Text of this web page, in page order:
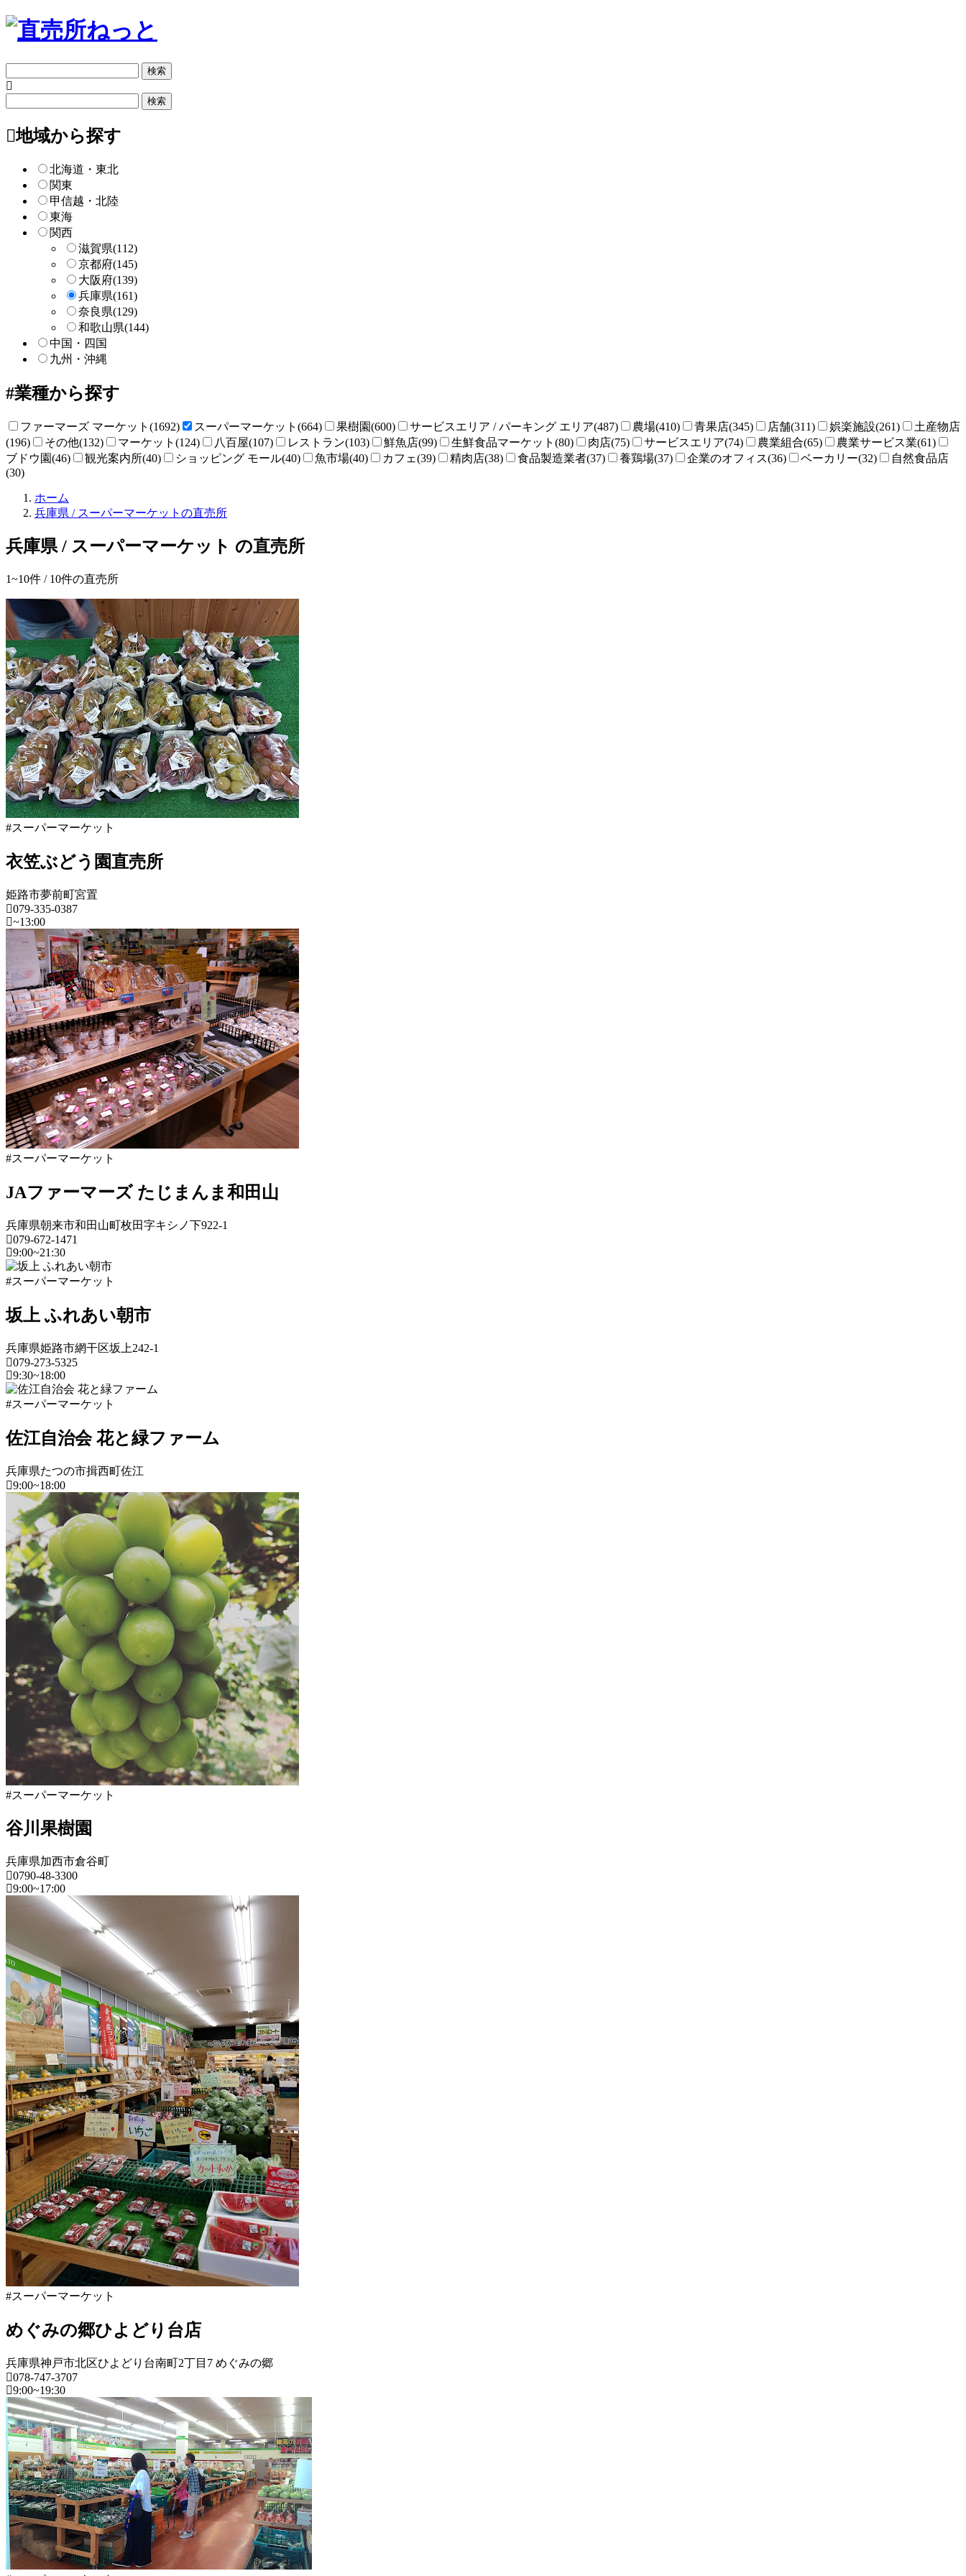
リ
索
ー
検地域から探す
北海道・東北
関東
甲信越・北陸
東海
関西
滋賀県(112)
京都府(145)
大阪府(139)
兵庫県(161)
奈良県(129)
和歌山県(144)
中国・四国
九州・沖縄
業種から探す
ファーマーズ マーケット(1692) スーパーマーケット(664) 果樹園(600) サービスエリア / パーキング エリア(487) 農場(410) 青果店(345) 店舗(311) 娯楽施設(261)
土産物店
(196)
その他(132) マーケット(124) 八百屋(107) レストラン(103) 鮮魚店(99) 生鮮食品マーケット(80) 肉店(75) サービスエリア(74) 農業組合(65)
農業サービス業(61)
ブドウ園(46)
観光案内所(40) ショッピング モール(40) 魚市場(40) カフェ(39) 精肉店(38) 食品製造業者(37) 養鶏場(37) 企業のオフィス(36) ベーカリー(32)
自然食品店
(30)
ホーム
売
ね
っ
と
兵庫県 / スーパーマーケットの直売所
兵庫県 / スーパーマーケット の直売所
1~10件 / 10件の直売所
#スーパーマーケット
衣笠ぶどう園直売所
姫路市夢前町宮置
079-335-0387
~13:00
兵
庫
県
ス
ー
パ
ー
マ
ー
ケ
ッ
ト
2022
年
8
17
2022
年
8
月
20
直
売
所
ね
っ
#スーパーマーケット
JAファーマーズ たじまんま和田山
兵庫県朝来市和田山町枚田字キシノ下922-1
079-672-1471
9:00~21:30
兵
ー
パ
ー
マ
ー
ッ
2022
年
8
17
日
2022
年
8
月
20
日
直
売
所
ね
っ
#スーパーマーケット
坂上 ふれあい朝市
兵庫県姫路市網干区坂上242-1
079-273-5325
9:30~18:00
兵
県
ー
パ
マ
ー
ケ
ッ
ト
2022
年
8
月
2022
年
8
日
直
売
所
と
#スーパーマーケット
佐江自治会 花と緑ファーム
兵庫県たつの市揖西町佐江
9:00~18:00
兵
庫
県
ス
ー
パ
ー
ッ
ト
2022
17
日
2022
年
月
日
直
売
ね
と
#スーパーマーケット
谷川果樹園
兵庫県加西市倉谷町
0790-48-3300
9:00~17:00
兵
ス
ー
パ
ー
マ
ー
ケ
ッ
ト
2022
年
8
月
17
日
2022
年
8
月
直
売
所
ね
っ
#スーパーマーケット
めぐみの郷ひよどり台店
兵庫県神戸市北区ひよどり台南町2丁目7 めぐみの郷
078-747-3707
9:00~19:30
兵
庫
県
ス
ー
パ
ー
マ
ー
ケ